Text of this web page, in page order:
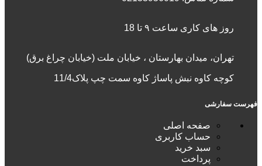
روز های کاری ساعت ۹ تا 18
تهران، میدان بهارستان ، خیابان ملت (خیابان چراغ برق)
کوچه کاوه نبش پاساژ کاوه سمت چپ پلاک11/4
فهرست سفارشی
صفحه اصلی
حساب کاربری
سبد خرید
پرداخت